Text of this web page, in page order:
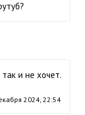
и не хочет.
2024, 22:54